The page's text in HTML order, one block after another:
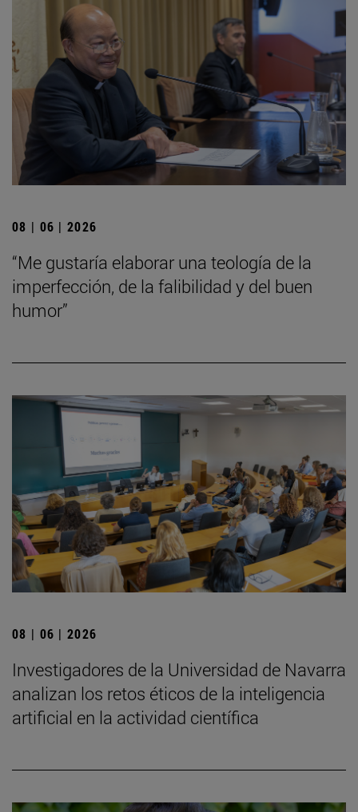
08 | 06 | 2026
“Me gustaría elaborar una teología de la
imperfección, de la falibilidad y del buen
humor”
08 | 06 | 2026
Investigadores de la Universidad de Navarra
analizan los retos éticos de la inteligencia
artificial en la actividad científica